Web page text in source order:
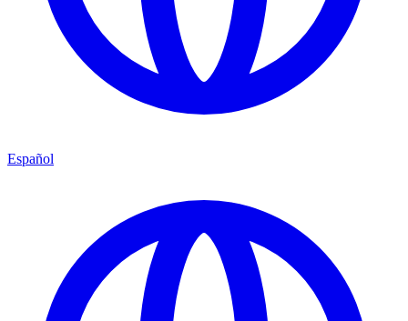
Español